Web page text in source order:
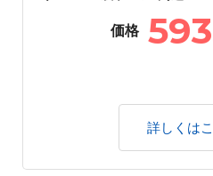
価格
詳しくは